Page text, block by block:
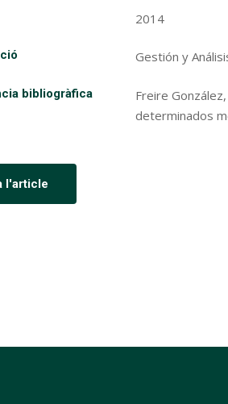
2014
Gestión y
bibliogràfica
Freire
determinados
l'article